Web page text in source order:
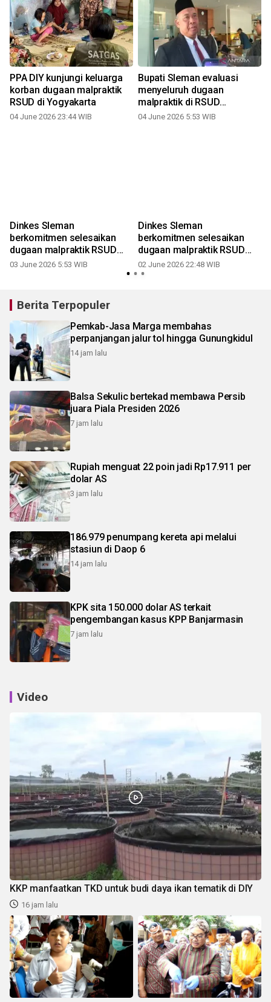
PPA DIY kunjungi keluarga
korban dugaan malpraktik
RSUD di Yogyakarta
04 June 2026 23:44 WIB
Bupati Sleman evaluasi
menyeluruh dugaan
malpraktik di RSUD
Prambanan
04 June 2026 5:53 WIB
Dinkes Sleman
berkomitmen selesaikan
dugaan malpraktik RSUD
Prambanan
03 June 2026 5:53 WIB
Dinkes Sleman
berkomitmen selesaikan
dugaan malpraktik RSUD
Prambanan
02 June 2026 22:48 WIB
Berita Terpopuler
Pemkab-Jasa Marga membahas
perpanjangan jalur tol hingga Gunungkidul
14 jam lalu
Balsa Sekulic bertekad membawa Persib
juara Piala Presiden 2026
7 jam lalu
Rupiah menguat 22 poin jadi Rp17.911 per
dolar AS
3 jam lalu
186.979 penumpang kereta api melalui
stasiun di Daop 6
14 jam lalu
KPK sita 150.000 dolar AS terkait
pengembangan kasus KPP Banjarmasin
7 jam lalu
Video
KKP manfaatkan TKD untuk budi daya ikan tematik di DIY
16 jam lalu